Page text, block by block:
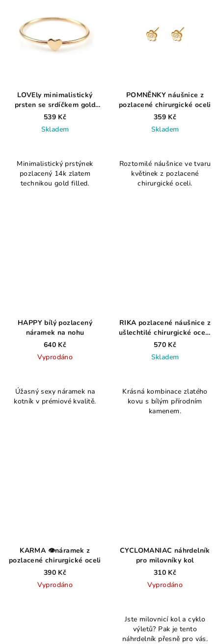
LOVEly minimalistický
prsten se srdíčkem gold
filled
539 Kč
Skladem
produktu
je
5,0
Minimalistický prstýnek
pozlacený 14k zlatem
technikou gold filled.
POMNĚNKY náušnice z
pozlacené chirurgické oceli
359 Kč
Skladem
Roztomilé náušnice ve tvaru
květinek z pozlacené
chirurgické oceli.
HAPPY bílý pozlacený
náramek na nohu
640 Kč
Vyprodáno
Úžasný sexy náramek na
kotník v prémiové kvalitě.
RIKA pozlacené náušnice z
ušlechtilé chirurgické oceli,
White
570 Kč
Skladem
produktu
je
5,0
Krásná kombinace zlatého
kovu s bílým přírodním
kamenem.
KARMA 👁️náramek z
pozlacené chirurgické oceli
390 Kč
Vyprodáno
CYCLOMANIAC náhrdelník
pro milovníky kol
310 Kč
Vyprodáno
Jste milovnicí kol a cyklo
výletů? Pak je tento
náhrdelník přesně pro vás.